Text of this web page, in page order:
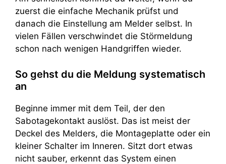
zuerst die einfache Mechanik prüfst und
danach die Einstellung am Melder selbst. In
vielen Fällen verschwindet die Störmeldung
schon nach wenigen Handgriffen wieder.
So gehst du die Meldung systematisch
an
Beginne immer mit dem Teil, der den
Sabotagekontakt auslöst. Das ist meist der
Deckel des Melders, die Montageplatte oder ein
kleiner Schalter im Inneren. Sitzt dort etwas
nicht sauber, erkennt das System einen